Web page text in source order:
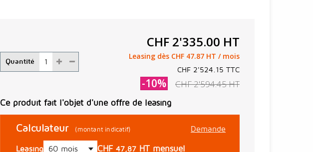
Quantité
CHF 2'335.00 HT
Leasing dès CHF 47.87 HT / mois
CHF 2'524.15 TTC
-10% CHF 2'594.45HT
Ce produit fait l'objet d'une offre de leasing
Calculateur (montant indicatif) Demande
Leasing CHF 47,87 HT mensuel